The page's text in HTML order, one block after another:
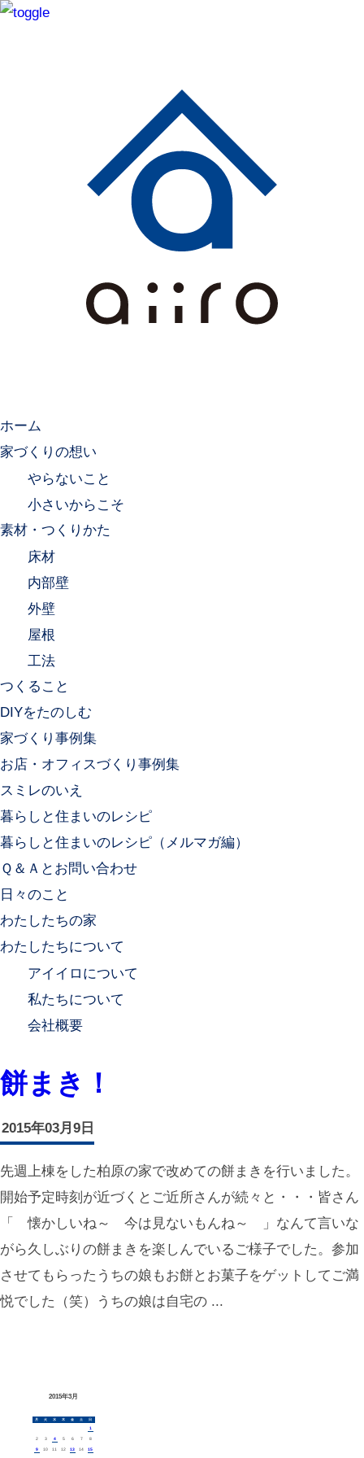
ホーム
家づくりの想い
やらないこと
小さいからこそ
素材・つくりかた
床材
内部壁
外壁
屋根
工法
つくること
DIYをたのしむ
家づくり事例集
お店・オフィスづくり事例集
スミレのいえ
暮らしと住まいのレシピ
暮らしと住まいのレシピ（メルマガ編）
Ｑ＆Ａとお問い合わせ
日々のこと
わたしたちの家
わたしたちについて
アイイロについて
私たちについて
会社概要
餅まき！
2015年03月9日
先週上棟をした柏原の家で改めての餅まきを行いました。
開始予定時刻が近づくとご近所さんが続々と・・・皆さん
「 懐かしいね～ 今は見ないもんね～ 」なんて言いな
がら久しぶりの餅まきを楽しんでいるご様子でした。参加
させてもらったうちの娘もお餅とお菓子をゲットしてご満
悦でした（笑）うちの娘は自宅の ...
2015年3月
月 火 水 木 金 土 日
1
2 3 4 5 6 7 8
9 10 11 12 13 14 15